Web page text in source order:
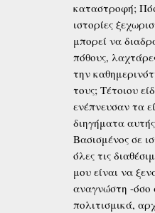
καταστροφή;
ιστορίες
μπορεί να
πόθους,
την
τους; Τέτοιου
ενέπνευσαν τα
διηγήματα
Βασισμένος σε
όλες τις
μου είναι να
αναγνώστη -όσο
πολιτισμικά,